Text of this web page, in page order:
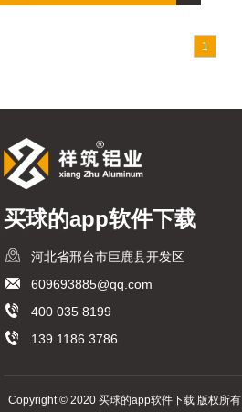
1
买球的app软件下载
河北省邢台市巨鹿县开发区
609693885@qq.com
400 035 8199
139 1186 3786
Copyright © 2020 买球的app软件下载 版权所有